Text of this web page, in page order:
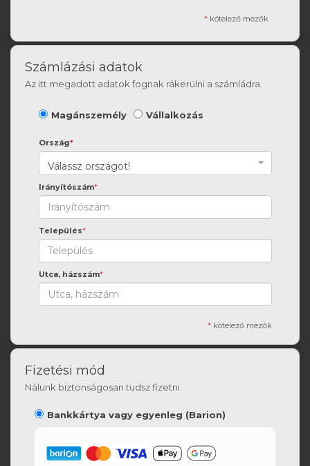
* kötelező mezők
Számlázási adatok
Az itt megadott adatok fognak rákerülni a számládra.
Magánszemély Vállalkozás
Ország*
Válassz országot!
Irányítószám*
Település*
Utca, házszám*
* kötelező mezők
Fizetési mód
Nálunk biztonságosan tudsz fizetni.
Bankkártya vagy egyenleg (Barion)